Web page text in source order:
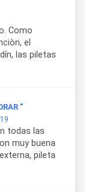
Como
el
las piletas
”
todas las
muy buena
pileta